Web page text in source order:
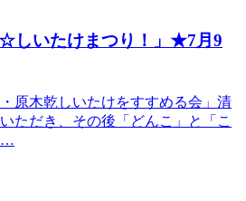
しいたけまつり！」★7月9
原木乾しいたけをすすめる会」清
ただき、その後「どんこ」と「こ
…